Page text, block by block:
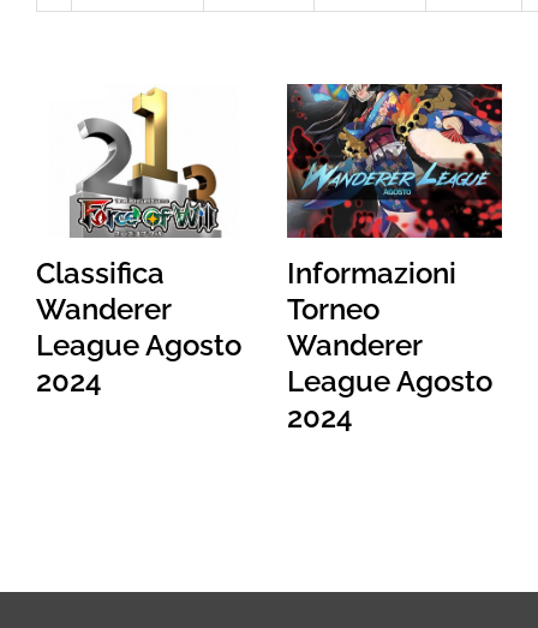
Classifica
Wanderer
League Agosto
2024
Informazioni
Torneo
Wanderer
League Agosto
2024